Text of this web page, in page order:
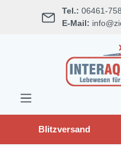
springen Tel.: 06461-
E-Mail:
Blitzversand